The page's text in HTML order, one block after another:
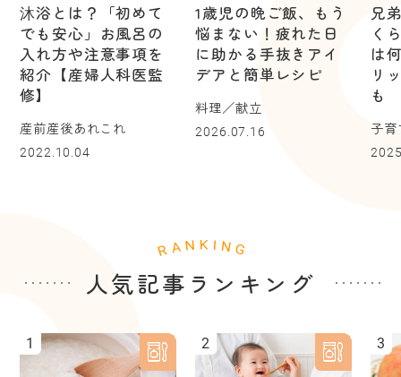
沐浴とは？「初めて
でも安心」お風呂の
入れ方や注意事項を
紹介【産婦人科医監
修】
産前産後あれこれ
2022.10.04
1歳児の晩ご飯、もう
悩まない！疲れた日
に助かる手抜きアイ
デアと簡単レシピ
料理／献立
2026.07.16
兄
く
は
リ
も
子
人気記事ランキング
1 2 3